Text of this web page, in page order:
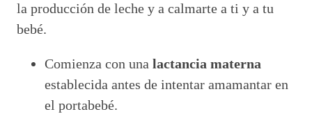
la producción de leche y a calmarte a ti y a tu
bebé.
Comienza con una lactancia materna
establecida antes de intentar amamantar en
el portabebé.